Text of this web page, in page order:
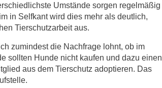
Umstände sorgen regelmäßig
in Selfkant wird dies mehr als deutlich,
Tierschutzarbeit aus.
zumindest die Nachfrage lohnt, ob im
sollten Hunde nicht kaufen und dazu einen
aus dem Tierschutz adoptieren. Das